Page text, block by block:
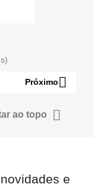
Próximo
ao topo 
e